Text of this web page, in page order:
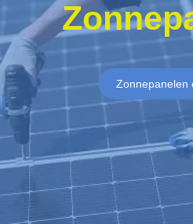
Zonnepanelen